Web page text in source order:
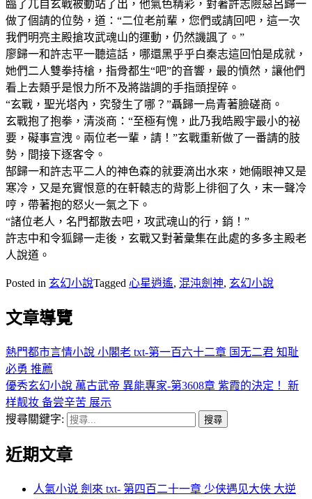
臨了兀自玄戰被動站了出，他氣色精彩，對著許志險惡呂歸一
做了個請的位勢，道：“二位老前輩，您們或請回吧，這一次
我們明亮主殿搶攻武魂山的運動，仍然譏諷了。”
廖歸一和許志平一聽這話，哪還黑乎乎白秦志這回怕是成就，
她們二人雙拳持槍，指骨都生“吧”的音響，最的憤然，讓他們
看上去類乎是恨力所不及將諧調的手指頭捏碎。
“玄戰，聖光塔內，究發生了哪？”聶歸一烏青著臉磋商。
玄戰抱了抱拳，清淡商：“至極有愧，此乃我皓殿宇最小的祕
要，礙事宣洩。兩位老一輩，請！”玄戰重新做了一番請的肢
勢，間接下逐客令。
郜歸一和許志平二人的神色森的就要滴出水來，她倆眼神又是
寒冷，又是充實恨意的在軒轅志的背影上徘徊了久，末一聲冷
哼，帶著抱的怒火一氣之下。
“諸位老人，名門都散去吧，攻武魂山的行，銷！”
許志中和令狐歸一走後，玄戰又對著彙集在此處的多多主殿老
人說道。
Posted in 玄幻小說Tagged 心星逍遙, 混沌劍神, 玄幻小說
文章導覽
熱門都市言情小說 小閣老 txt-第一百六十二章 国无二君 知耻
必勇 推薦
優秀玄幻小說 萬古武帝 異能專家-第3608章 紫霞的決定！ 新
样靓妆 备尝辛苦 展示
搜尋關鍵字:
近期文章
人氣小说 劍來 txt- 第四百二十一章 少侠遇见大侠 大逆